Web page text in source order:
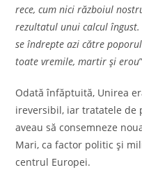
rece, cum nici războiul
rezultatul unui calcul
se îndrepte azi către
toate vremile, martir şi erou
Odată înfăptuită, Unirea
ireversibil, iar tratatele de
aveau să consemneze
Mari, ca factor politic şi
centrul Europei.